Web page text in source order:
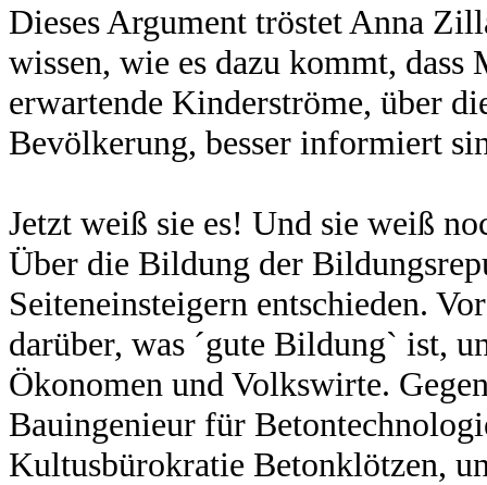
Dieses Argument tröstet Anna
wissen, wie es dazu kommt,
erwartende Kinderströme, über
Bevölkerung, besser informiert
Jetzt weiß sie es! Und sie weiß
Über die Bildung der
Seiteneinsteigern entschieden.
darüber, was ´gute Bildung` ist,
Ökonomen und Volkswirte.
Bauingenieur für
Kultusbürokratie Betonklötzen,